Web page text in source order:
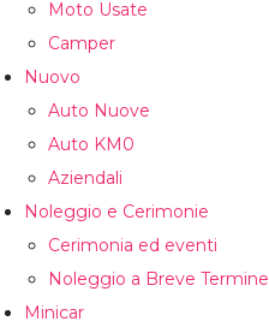
Moto Usate
Camper
Nuovo
Auto Nuove
Auto KM0
Aziendali
Noleggio e Cerimonie
Cerimonia ed eventi
Noleggio a Breve Termine
Minicar